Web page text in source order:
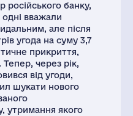
російського банку,
одні вважали
але після
угода на суму 3,7
прикриття,
Тепер, через рік,
від угоди,
шукати нового
утримання якого